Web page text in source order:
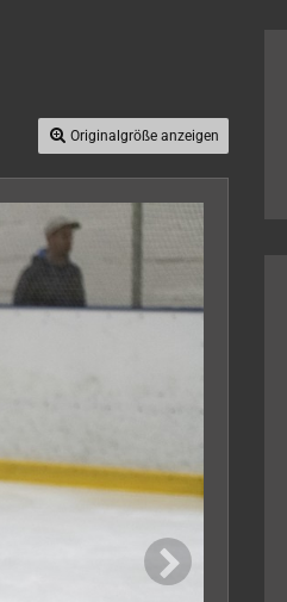
Originalgröße anzeigen